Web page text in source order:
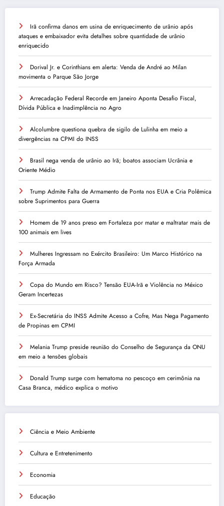
Irã confirma danos em usina de enriquecimento de urânio após
ataques e embaixador evita detalhes sobre quantidade de urânio
enriquecido
Dorival Jr. e Corinthians em alerta: Venda de André ao Milan
movimenta o Parque São Jorge
Arrecadação Federal Recorde em Janeiro Aponta Desafio Fiscal,
Dívida Pública e Inadimplência no Agro
Alcolumbre questiona quebra de sigilo de Lulinha em meio a
divergências na CPMI do INSS
Brasil nega venda de urânio ao Irã; boatos associam Ucrânia e
Oriente Médio
Trump Admite Falta de Armamento de Ponta nos EUA e Cria Polêmica
sobre Suprimentos para Guerra
Homem de 19 anos preso em Fortaleza por matar e maltratar mais de
100 animais em lives
Mulheres Ingressam no Exército Brasileiro: Um Marco Histórico na
Força Armada
Copa do Mundo em Risco? Tensão EUA-Irã e Violência no México
Geram Incertezas
Ex-Secretária do INSS Admite Acesso a Cofre, Mas Nega Pagamento
de Propinas em CPMI
Melania Trump preside reunião do Conselho de Segurança da ONU
em meio a tensões globais
Donald Trump surge com hematoma no pescoço em cerimônia na
Casa Branca, médico explica o motivo
Ciência e Meio Ambiente
Cultura e Entretenimento
Economia
Educação